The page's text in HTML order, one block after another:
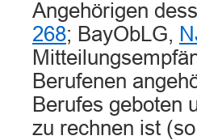
Angehörigen
268; BayObLG,
Berufenen
Berufes geboten
zu rechnen ist